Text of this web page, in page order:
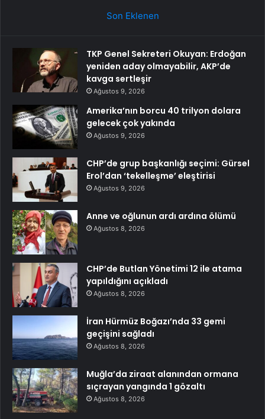
Son Eklenen
TKP Genel Sekreteri Okuyan: Erdoğan
yeniden aday olmayabilir, AKP’de
kavga sertleşir
Ağustos 9, 2026
Amerika’nın borcu 40 trilyon dolara
gelecek çok yakında
Ağustos 9, 2026
CHP’de grup başkanlığı seçimi: Gürsel
Erol’dan ‘tekelleşme’ eleştirisi
Ağustos 9, 2026
Anne ve oğlunun ardı ardına ölümü
Ağustos 8, 2026
CHP’de Butlan Yönetimi 12 ile atama
yapıldığını açıkladı
Ağustos 8, 2026
İran Hürmüz Boğazı’nda 33 gemi
geçişini sağladı
Ağustos 8, 2026
Muğla’da ziraat alanından ormana
sıçrayan yangında 1 gözaltı
Ağustos 8, 2026